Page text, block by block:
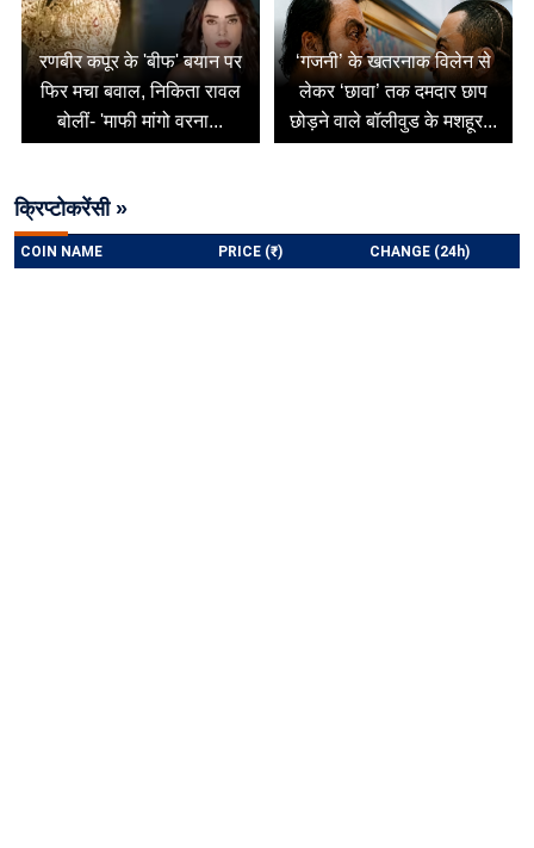
रणबीर कपूर के 'बीफ' बयान पर
फिर मचा बवाल, निकिता रावल
बोलीं- 'माफी मांगो वरना...
‘गजनी’ के खतरनाक विलेन से
लेकर ‘छावा’ तक दमदार छाप
छोड़ने वाले बॉलीवुड के मशहूर...
क्रिप्टोकरेंसी »